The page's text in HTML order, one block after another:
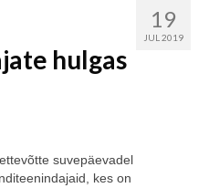
19
JUL 2019
hulgas
suvepäevadel
kes on